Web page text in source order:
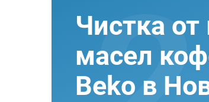
Чистка
масел
Beko в